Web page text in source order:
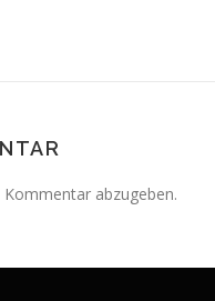
abzugeben.